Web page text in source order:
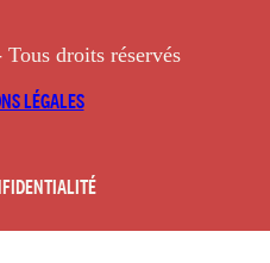
droits réservés
LÉGALES